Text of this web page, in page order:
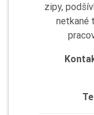
zipy,
netkané